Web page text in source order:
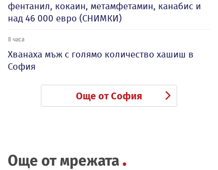
фентанил, кокаин, метамфетамин, канабис и
над 46 000 евро (СНИМКИ)
8 часа
Хванаха мъж с голямо количество хашиш в
София
Още от София
Още от мрежата